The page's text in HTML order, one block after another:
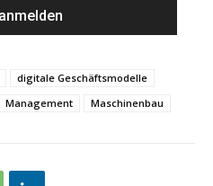
digitale Geschäftsmodelle
Management Maschinenbau